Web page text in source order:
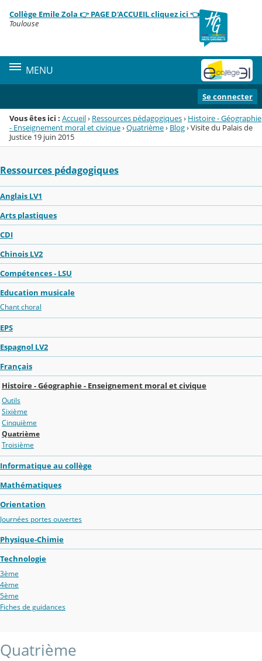
Menu de la rubrique
Contenu
Collège Emile Zola 👉 PAGE D'ACCUEIL cliquez ici 👈
Toulouse
MENU
Se connecter
Vous êtes ici : Accueil› Ressources pédagogiques› Histoire - Géographie
- Enseignement moral et civique›Quatrième› Blog›Visite du Palais de
Justice 19 juin 2015
Ressources pédagogiques
Anglais LV1
Arts plastiques
CDI
Chinois LV2
Compétences - LSU
Education musicale
Chant choral
EPS
Espagnol LV2
Français
Histoire - Géographie - Enseignement moral et civique
Outils
Sixième
Cinquième
Quatrième
Troisième
Informatique au collège
Mathématiques
Orientation
Journées portes ouvertes
Physique-Chimie
Technologie
3ème
4ème
5ème
Fiches de guidances
Quatrième